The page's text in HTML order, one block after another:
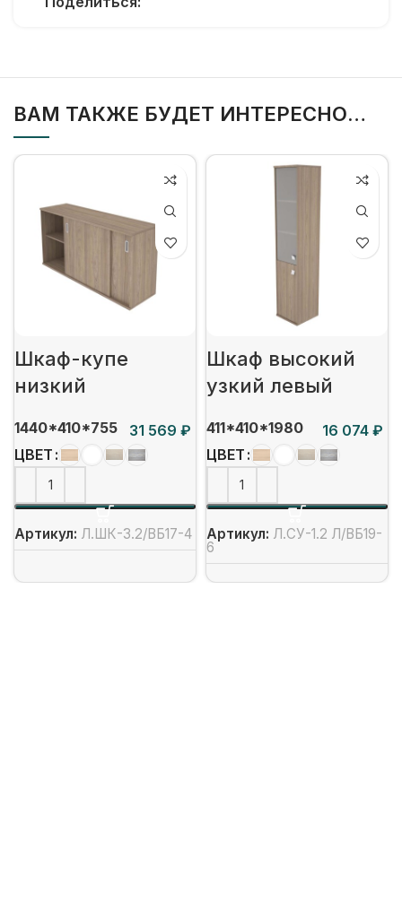
ВАМ ТАКЖЕ БУДЕТ ИНТЕРЕСНО…
Шкаф-купе
низкий
1440*410*755
₽
ЦВЕТ
Артикул: Л.ШК-3.2/ВБ17-4
Шкаф высокий
узкий левый
411*410*1980
₽
ЦВЕТ
Артикул: Л.СУ-1.2 Л/ВБ19-
6